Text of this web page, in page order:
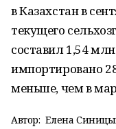
в Казахстан в
текущего
составил 1,54
импортировано
меньше, чем в
Автор: Елена